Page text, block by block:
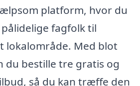
platform, hvor du
fagfolk til
lokalområde. Med blot
du bestille tre gratis og
så du kan træffe den